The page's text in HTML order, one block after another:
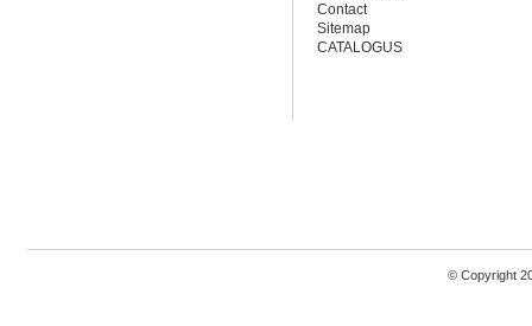
Contact
Sitemap
CATALOGUS
© Copyright